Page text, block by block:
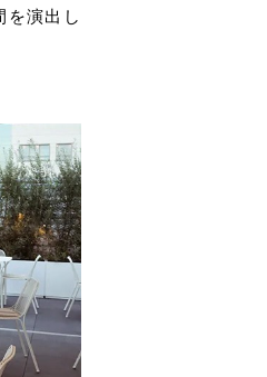
を演出し